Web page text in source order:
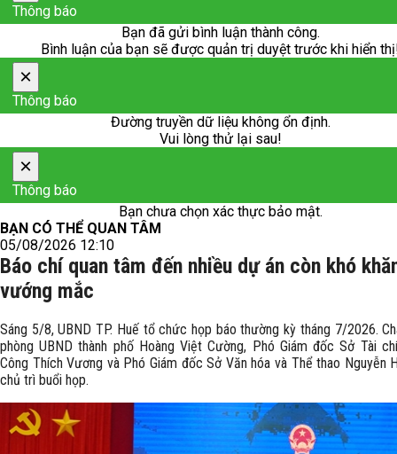
Thông báo
Bạn đã gửi bình luận thành công.
Bình luận của bạn sẽ được quản trị duyệt trước khi hiển
×
Thông báo
Đường truyền dữ liệu không ổn định.
Vui lòng thử lại sau!
×
Thông báo
Bạn chưa chọn xác thực bảo mật.
BẠN CÓ THỂ QUAN TÂM
05/08/2026 12:10
Báo chí quan tâm đến nhiều dự án còn khó
vướng mắc
Sáng 5/8, UBND TP. Huế tổ chức họp báo thường kỳ tháng 7/2026.
phòng UBND thành phố Hoàng Việt Cường, Phó Giám đốc Sở Tài
Công Thích Vương và Phó Giám đốc Sở Văn hóa và Thể thao Nguyễn
chủ trì buổi họp.